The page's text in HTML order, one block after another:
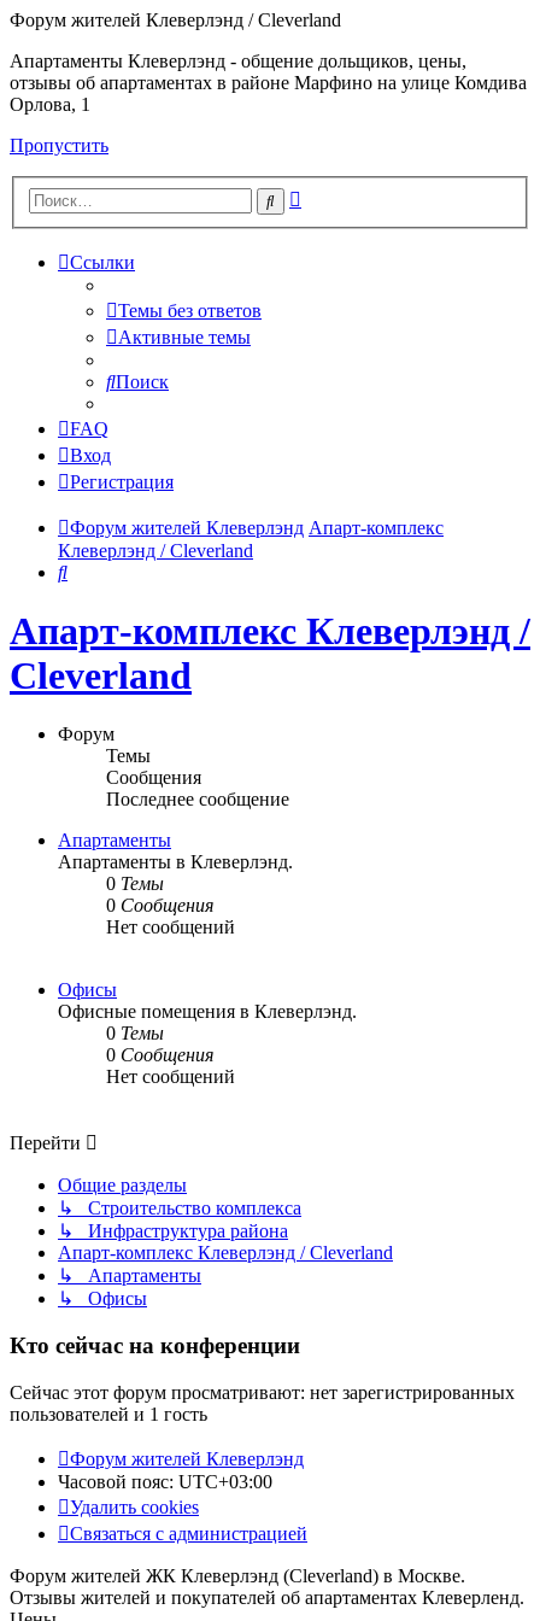
Форум жителей Клеверлэнд / Cleverland
Апартаменты Клеверлэнд - общение дольщиков, цены,
отзывы об апартаментах в районе Марфино на улице Комдива
Орлова, 1
Пропустить
Поиск
Ссылки
Темы без ответов
Активные темы
Поиск
FAQ
Вход
Регистрация
Форум жителей Клеверлэнд Апарт-комплекс
Клеверлэнд / Cleverland
Поиск
Апарт-комплекс Клеверлэнд /
Cleverland
Форум
Темы
Сообщения
Последнее сообщение
Апартаменты
Апартаменты в Клеверлэнд.
0 Темы
0 Сообщения
Нет сообщений
Офисы
Офисные помещения в Клеверлэнд.
0 Темы
0 Сообщения
Нет сообщений
Перейти
Общие разделы
↳ Строительство комплекса
↳ Инфраструктура района
Апарт-комплекс Клеверлэнд / Cleverland
↳ Апартаменты
↳ Офисы
Кто сейчас на конференции
Сейчас этот форум просматривают: нет зарегистрированных
пользователей и 1 гость
Форум жителей Клеверлэнд
Часовой пояс: UTC+03:00
Удалить cookies
Связаться с администрацией
Форум жителей ЖК Клеверлэнд (Cleverland) в Москве.
Отзывы жителей и покупателей об апартаментах Клеверленд.